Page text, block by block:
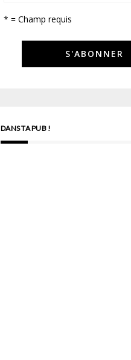
* = Champ requis
DANS TA PUB !